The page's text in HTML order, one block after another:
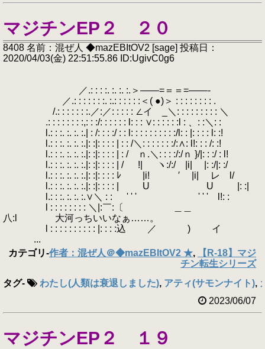
マジチンEP２ ２０
8408 名前：混ぜ人 ◆mazEBItOV2 [sage] 投稿日：
2020/04/03(金) 22:51:55.86 ID:UgivC0g6
／.: : : :. :. :. :.＞――=＝＝=――-
／.: : : : : : :. :.: : : : : :＜( ●)＞ : : : : : : : : .
/.: : : : : : :.／:／: : : : : ∠イ _＼: : : : : : : : : ＼
.: : : : : : : :,: : :/: : : : : : l: : : ∨: : : : : :l : 、: :＼: : ゝ
l.: : :. :. :. :.| : /: : : :/ : : l: : : : : : : : : :/l: : |: : : : l: :!
l.: : :. :. :. :.|: :|: : : : | : : /＼: : : : : : :/:∧: l!: : : /: :!
l.: : :. :. :. :.|: :|: : : : | : / ｎ.＼: : : :/:/ｎ }/|: : :/ : l!
l.: : :. :. :. :.|: :|: : : : | / !| ヽ:/:/ |i| |: :/|: :/
l.: : :. :. :. :.|: :|: : : : ﾚ |i! ′ |i| レ l/
l.: : :. :. :. :.|: :|: : : : | U U |: :|
l.: : :. :. :. :.∨＼ : : ゝ ' ' ' ' ' ' l!: :
l : : : : : : : : ＼|:￣:〔 ＿＿
八:l 大河っちいいなぁ……。
l : : : : : : : : : : |: : : :込 ／ ) イ
...
カテゴリ-作者：混ぜ人＠◆mazEBItOV2 ★,
【R-18】マジ
チン転生シリーズ
タグ- わたし(人類は衰退しました), アティ(サモンナイト),
2023/06/07
マジチンEP２ １９